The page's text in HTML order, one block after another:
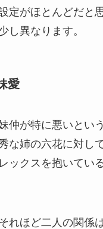
定がほとんどだと
し異なります。
愛
仲が特に悪いとい
な姉の六花に対し
ックスを抱いてい
れほど二人の関係